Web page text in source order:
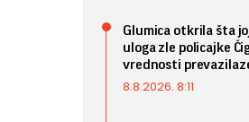
Glumica otkrila šta
uloga zle policajke
vrednosti
8.8.2026. 8:11